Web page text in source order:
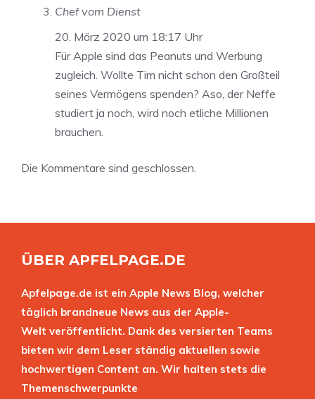
Chef vom Dienst
20. März 2020 um 18:17 Uhr
Für Apple sind das Peanuts und Werbung
zugleich. Wollte Tim nicht schon den Großteil
seines Vermögens spenden? Aso, der Neffe
studiert ja noch, wird noch etliche Millionen
brauchen.
Die Kommentare sind geschlossen.
ÜBER APFELPAGE.DE
Apfelpage.de ist ein Apple News Blog, welcher
täglich brandneue News aus der Apple-
Welt veröffentlicht. Dank des versierten Teams
bieten wir dem Leser ständig aktuellen sowie
hochwertigen Content an. Wir halten stets die
Themenschwerpunkte